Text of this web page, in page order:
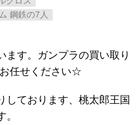
鋼鉄の7人
す。ガンプラの買い取り
任せください☆
しております、桃太郎王国